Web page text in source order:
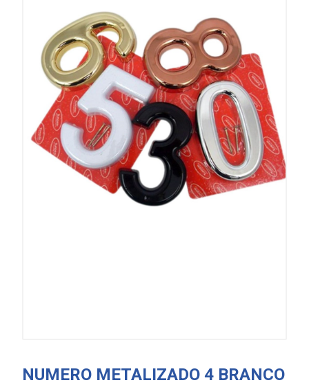
NUMERO METALIZADO 4 BRANCO